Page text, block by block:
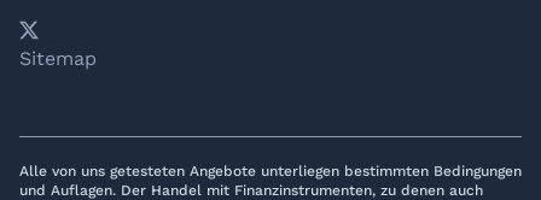
YouTube
𝕏LinkedIn
Telegram
Sitemap
Alle von uns getesteten Angebote unterliegen bestimmten Bedingungen
und Auflagen. Der Handel mit Finanzinstrumenten, zu denen auch